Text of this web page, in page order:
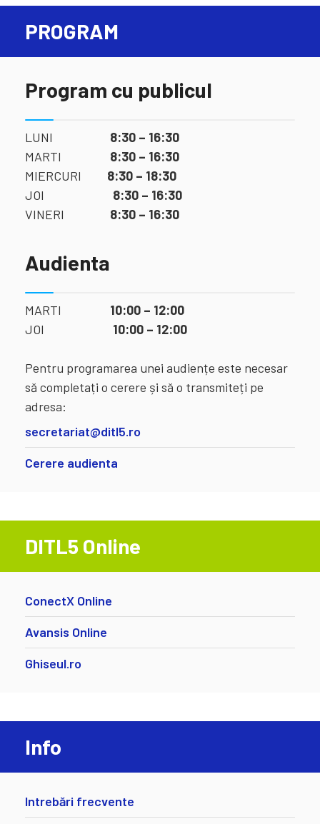
PROGRAM
Program cu publicul
LUNI 8:30 – 16:30
MARTI 8:30 – 16:30
MIERCURI 8:30 – 18:30
JOI 8:30 – 16:30
VINERI 8:30 – 16:30
Audienta
MARTI 10:00 – 12:00
JOI 10:00 – 12:00
Pentru programarea unei audiențe este necesar
să completați o cerere și să o transmiteți pe
adresa:
secretariat@ditl5.ro
Cerere audienta
DITL5 Online
ConectX Online
Avansis Online
Ghiseul.ro
Info
Intrebări frecvente